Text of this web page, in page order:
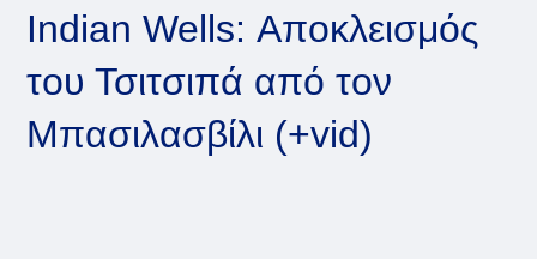
Indian Wells: Αποκλεισμός
του Τσιτσιπά από τον
Μπασιλασβίλι (+vid)